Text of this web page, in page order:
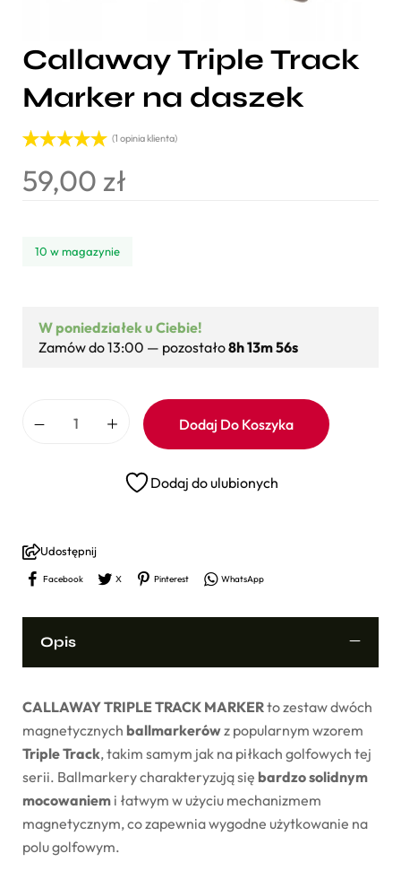
Callaway Triple Track
Marker na daszek
5.00 na 5 na
podstawie
(1 opinia klienta)
59,00 zł
10 w magazynie
W poniedziałek u Ciebie!
Zamów do 13:00 — pozostało8h 13m 55s
Dodaj Do Koszyka
Dodaj do ulubionych
Udostępnij
Facebook X Pinterest WhatsApp
Opis
CALLAWAY TRIPLE TRACK MARKERto zestaw dwóch
magnetycznych ballmarkerówz popularnym wzorem
Triple Track, takim samym jak na piłkach golfowych tej
serii. Ballmarkery charakteryzują się bardzo solidnym
mocowaniem i łatwym w użyciu mechanizmem
magnetycznym, co zapewnia wygodne użytkowanie na
polu golfowym.